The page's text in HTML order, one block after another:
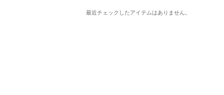
最近チェックしたアイテムはありません。